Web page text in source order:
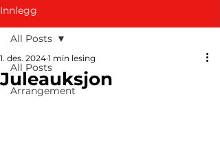
Innlegg
All Posts
Arrangement
All Posts
Juleauksjon
1. des. 2024 1 min lesing